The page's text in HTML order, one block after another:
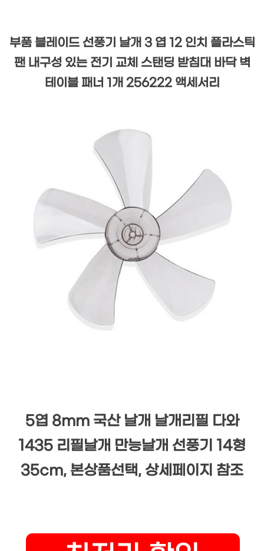
부품 블레이드 선풍기 날개 3 엽 12 인치 플라스틱
팬 내구성 있는 전기 교체 스탠딩 받침대 바닥 벽
테이블 패너 1개 256222 액세서리
5엽 8mm 국산 날개 날개리필 다와
1435 리필날개 만능날개 선풍기 14형
35cm, 본상품선택, 상세페이지 참조